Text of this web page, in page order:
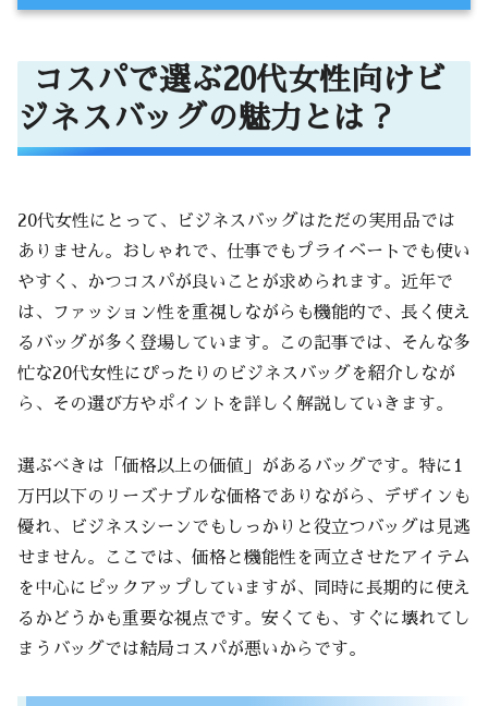
力とは？
1万円以下で手に入る！おしゃれで機能的
なバッグ特集
最新のトレンドと市場調査から見るバッグ
選び
失敗しないビジネスバッグ選びのポイント
軽さと収納力のバランスが決め手
バッグの素材で選ぶ耐久性と高級感
おすすめビジネスバッグ5選【20代女性にぴっ
たり】
トレンドに敏感なあなたにぴったり！スタ
イリッシュなデザイン
デイリー使いも安心！撥水加工と耐久性が
自慢のバッグ
収納力抜群！仕事もプライベートも充実するビ
コスパで選ぶ20代女性向けビ
ジネスバッグの魅力とは？
20代女性にとって、ビジネスバッグはただの実用品では
ありません。おしゃれで、仕事でもプライベートでも使い
やすく、かつコスパが良いことが求められます。近年で
は、ファッション性を重視しながらも機能的で、長く使え
るバッグが多く登場しています。この記事では、そんな多
忙な20代女性にぴったりのビジネスバッグを紹介しなが
ら、その選び方やポイントを詳しく解説していきます。
選ぶべきは「価格以上の価値」があるバッグです。特に1
万円以下のリーズナブルな価格でありながら、デザインも
優れ、ビジネスシーンでもしっかりと役立つバッグは見逃
せません。ここでは、価格と機能性を両立させたアイテム
を中心にピックアップしていますが、同時に長期的に使え
るかどうかも重要な視点です。安くても、すぐに壊れてし
まうバッグでは結局コスパが悪いからです。